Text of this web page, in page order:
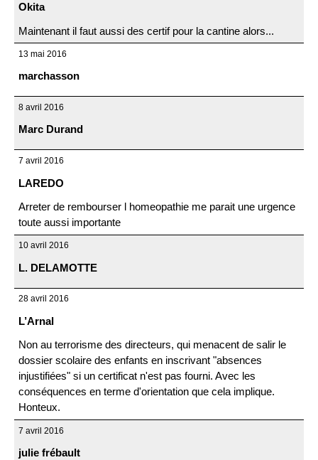
Okita
Maintenant il faut aussi des certif pour la cantine alors...
13 mai 2016
marchasson
8 avril 2016
Marc Durand
7 avril 2016
LAREDO
Arreter de rembourser l homeopathie me parait une urgence
toute aussi importante
10 avril 2016
L. DELAMOTTE
28 avril 2016
L’Arnal
Non au terrorisme des directeurs, qui menacent de salir le
dossier scolaire des enfants en inscrivant "absences
injustifiées" si un certificat n'est pas fourni. Avec les
conséquences en terme d'orientation que cela implique.
Honteux.
7 avril 2016
julie frébault